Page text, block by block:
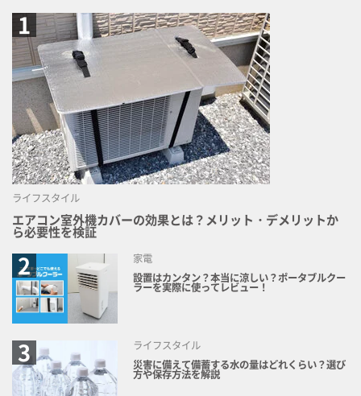
ライフスタイル
エアコン室外機カバーの効果とは？メリット・デメリットか
ら必要性を検証
家電
設置はカンタン？本当に涼しい？ポータブルクー
ラーを実際に使ってレビュー！
ライフスタイル
災害に備えて備蓄する水の量はどれくらい？選び
方や保存方法を解説